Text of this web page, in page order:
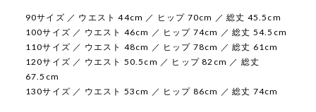
90サイズ ／ ウエスト 44cm ／ ヒップ 70cm ／ 総丈 45.5cm
100サイズ ／ ウエスト 46cm ／ ヒップ 74cm ／ 総丈 54.5cm
110サイズ ／ ウエスト 48cm ／ ヒップ 78cm ／ 総丈 61cm
120サイズ ／ ウエスト 50.5cm ／ ヒップ 82cm ／ 総丈
67.5cm
130サイズ ／ ウエスト 53cm ／ ヒップ 86cm ／ 総丈 74cm